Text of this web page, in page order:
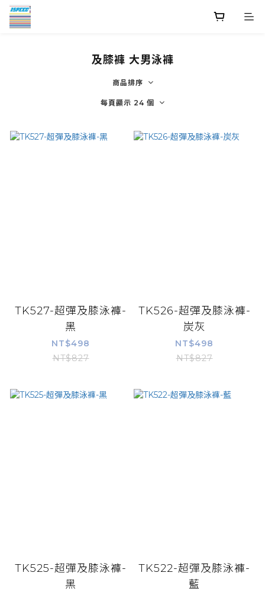
及膝褲 大男泳褲
商品排序
每頁顯示 24 個
TK527-超彈及膝泳褲-
黑
NT$498
NT$827
TK526-超彈及膝泳褲-
炭灰
NT$498
NT$827
TK525-超彈及膝泳褲-
黑
TK522-超彈及膝泳褲-
藍